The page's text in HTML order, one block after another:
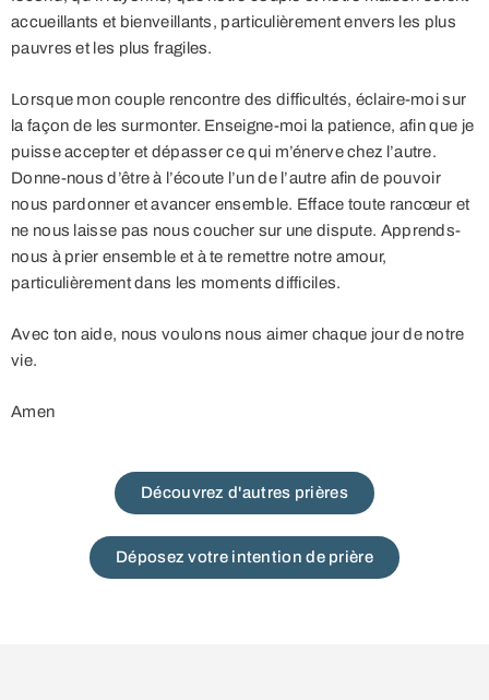
accueillants et bienveillants, particulièrement envers les plus
pauvres et les plus fragiles.
Lorsque mon couple rencontre des difficultés, éclaire-moi sur
la façon de les surmonter. Enseigne-moi la patience, afin que je
puisse accepter et dépasser ce qui m’énerve chez l’autre.
Donne-nous d’être à l’écoute l’un de l’autre afin de pouvoir
nous pardonner et avancer ensemble. Efface toute rancœur et
ne nous laisse pas nous coucher sur une dispute. Apprends-
nous à prier ensemble et à te remettre notre amour,
particulièrement dans les moments difficiles.
Avec ton aide, nous voulons nous aimer chaque jour de notre
vie.
Amen
Découvrez d'autres prières
Déposez votre intention de prière